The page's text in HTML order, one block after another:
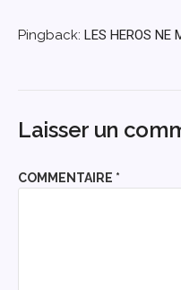
Pingback: LES HEROS NE
Laisser un
COMMENTAIRE *